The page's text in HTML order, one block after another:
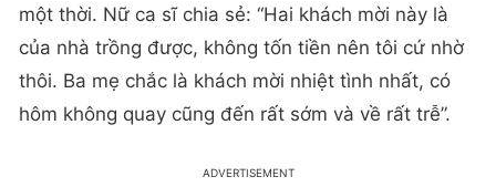
một thời. Nữ ca sĩ chia sẻ: “Hai khách mời này là
của nhà trồng được, không tốn tiền nên tôi cứ nhờ
thôi. Ba mẹ chắc là khách mời nhiệt tình nhất, có
hôm không quay cũng đến rất sớm và về rất trễ”.